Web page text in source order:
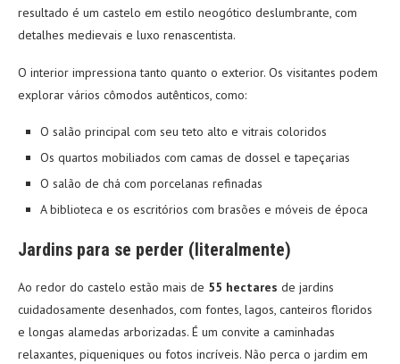
resultado é um castelo em estilo neogótico deslumbrante, com
detalhes medievais e luxo renascentista.
O interior impressiona tanto quanto o exterior. Os visitantes podem
explorar vários cômodos autênticos, como:
O salão principal com seu teto alto e vitrais coloridos
Os quartos mobiliados com camas de dossel e tapeçarias
O salão de chá com porcelanas refinadas
A biblioteca e os escritórios com brasões e móveis de época
Jardins para se perder (literalmente)
Ao redor do castelo estão mais de 55 hectares de jardins
cuidadosamente desenhados, com fontes, lagos, canteiros floridos
e longas alamedas arborizadas. É um convite a caminhadas
relaxantes, piqueniques ou fotos incríveis. Não perca o jardim em